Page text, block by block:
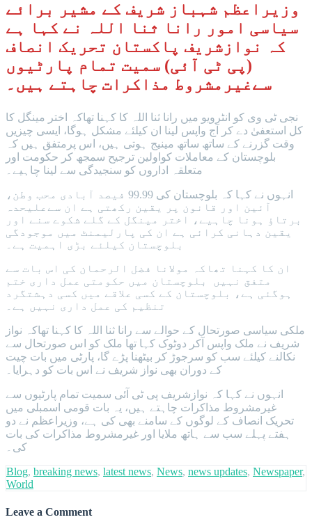
وزیراعظم شہباز شریف کے مشیر برائے
سیاسی امور رانا ثنا اللہ نے کہا ہے
کہ نوازشریف پاکستان تحریک انصاف
(پی ٹی آئی) سمیت تمام پارٹیوں
سےغیرمشروط مذاکرات چاہتے ہیں۔
نجی ٹی وی کو انٹرویو میں رانا ثنا اللہ کا کہنا تھاکہ اختر مینگل کا
کل استعفیٰ دے کر آج واپس لینا ان کیلئے مشکل ہوگا، ایسی چیزیں
وقت گزرنے کے ساتھ ساتھ مینیج ہوتی ہیں، اس پرمتفق ہیں کہ
بلوچستان کے معاملات کواولین ترجیح سمجھ کر حکومت اور
متعلقہ اداروں کو سنجیدگی سے لینا چاہیے۔
انہوں نے کہا کہ بلوچستان کی 99.99 فیصد آبادی محب وطن،
آئین اور قانون پر یقین رکھتی ہے ان سےعلیحدہ
برتاؤ ہونا چاہیے، اختر مینگل کے گلے شکوے سنے اور
یقین دہانی کرائی ہے ان کی پارلیمنٹ میں موجودگی
بلوچستان کیلئے بڑی اہمیت ہے۔
ان کا کہنا تھاکہ مولانا فضل الرحمان کی اس بات سے
متفق نہیں بلوچستان میں حکومتی عمل داری ختم
ہوگئی ہے، بلوچستان کے کسی علاقے میں کسی دہشتگرد
تنظیم کی عمل داری نہیں ہے۔
ملکی سیاسی صورتحال کے حوالے سے رانا ثنا اللہ کا کہنا تھاکہ نواز
شریف نے ملک واپس آکر دوٹوک کہا تھا ملک کو اس صورتحال سے
نکالنے کیلئے سب کو سرجوڑ کر بیٹھنا پڑے گا، پارٹی میں بات چیت
کے دوران بھی نواز شریف نے اس بات کو دہرایا۔
انہوں نے کہا کہ نوازشریف پی ٹی آئی سمیت تمام پارٹیوں سے
غیرمشروط مذاکرات چاہتے ہیں، یہ بات قومی اسمبلی میں
تحریک انصاف کے لوگوں کے سامنے بھی کی ہے، وزیراعظم نے دو
ہفتے پہلے سب سے ہاتھ ملایا اور غیرمشروط مذاکرات کی بات
کی۔
Blog, breaking news, latest news, News, news updates, Newspaper,
World
Leave a Comment